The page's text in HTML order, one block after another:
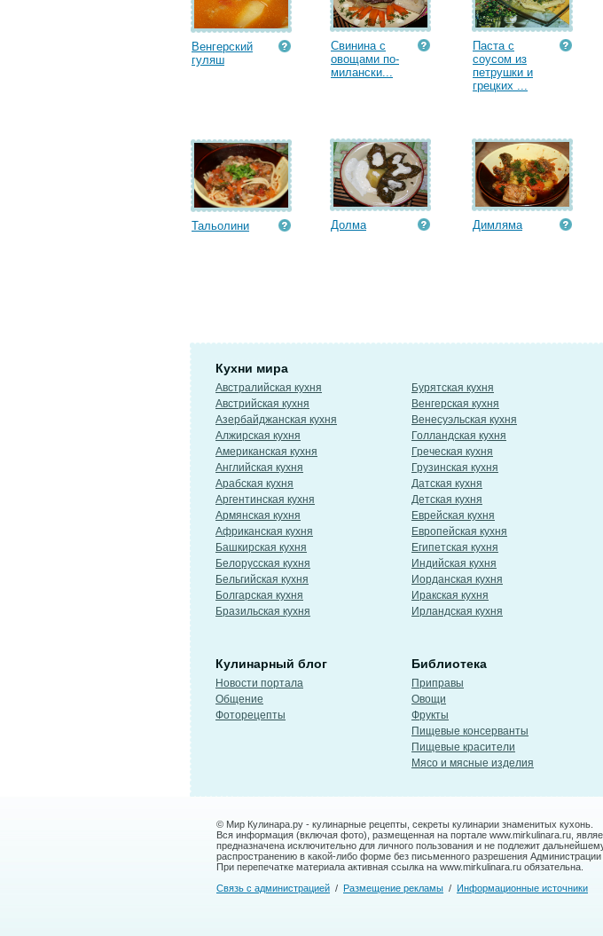
Венгерский
гуляш
Свинина с
овощами по-
милански...
Паста с
соусом из
петрушки и
грецких ...
Тальолини Долма Димляма
Кухни мира
Австралийская кухня
Австрийская кухня
Азербайджанская кухня
Алжирская кухня
Американская кухня
Английская кухня
Арабская кухня
Аргентинская кухня
Армянская кухня
Африканская кухня
Башкирская кухня
Белорусская кухня
Бельгийская кухня
Болгарская кухня
Бразильская кухня
Бурятская кухня
Венгерская кухня
Венесуэльская кухня
Голландская кухня
Греческая кухня
Грузинская кухня
Датская кухня
Детская кухня
Еврейская кухня
Европейская кухня
Египетская кухня
Индийская кухня
Иорданская кухня
Иракская кухня
Ирландская кухня
Кулинарный блог
Новости портала
Общение
Фоторецепты
Библиотека
Приправы
Овощи
Фрукты
Пищевые консерванты
Пищевые красители
Мясо и мясные изделия
© Мир Кулинара.ру - кулинарные рецепты, секреты кулинарии знаменитых кухонь.
Вся информация (включая фото), размещенная на портале www.mirkulinara.ru,
предназначена исключительно для личного пользования и не подлежит
распространению в какой-либо форме без письменного разрешения Администрации
При перепечатке материала активная ссылка на www.mirkulinara.ru обязательна.
Связь с администрацией / Размещение рекламы / Информационные источники